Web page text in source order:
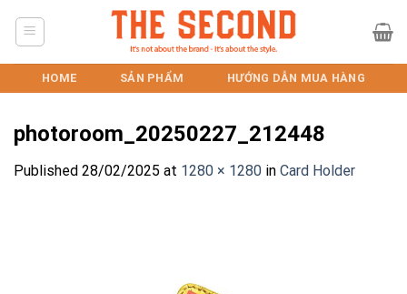
HOME SẢN PHẨM HƯỚNG DẪN MUA HÀNG
photoroom_20250227_212448
Published 28/02/2025 at 1280 × 1280 in Card Holder